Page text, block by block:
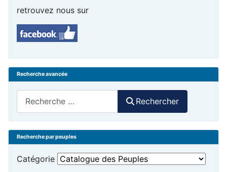
retrouvez nous sur
Recherche avancée
Rechercher
Recherche par peuples
Catégorie